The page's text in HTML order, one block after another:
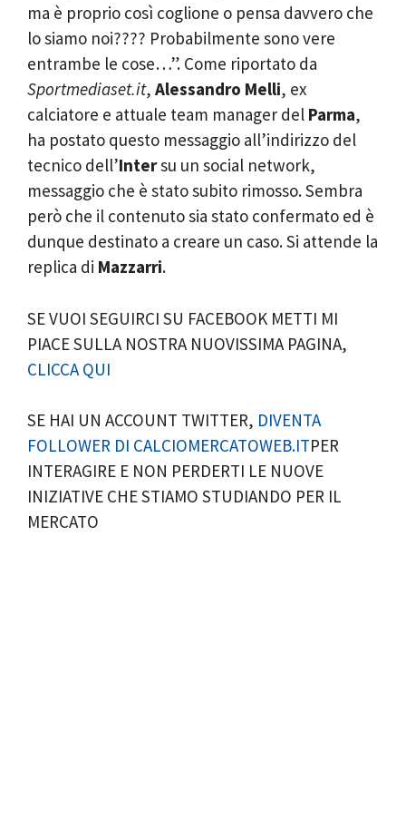
ma è proprio così coglione o pensa davvero che
lo siamo noi???? Probabilmente sono vere
entrambe le cose…”. Come riportato da
Sportmediaset.it, Alessandro Melli, ex
calciatore e attuale team manager del Parma,
ha postato questo messaggio all’indirizzo del
tecnico dell’Intersu un social network,
messaggio che è stato subito rimosso. Sembra
però che il contenuto sia stato confermato ed è
dunque destinato a creare un caso. Si attende la
replica di Mazzarri.
SE VUOI SEGUIRCI SU FACEBOOK METTI MI
PIACE SULLA NOSTRA NUOVISSIMA PAGINA,
CLICCA QUI
SE HAI UN ACCOUNT TWITTER, DIVENTA
FOLLOWER DI CALCIOMERCATOWEB.ITPER
INTERAGIRE E NON PERDERTI LE NUOVE
INIZIATIVE CHE STIAMO STUDIANDO PER IL
MERCATO